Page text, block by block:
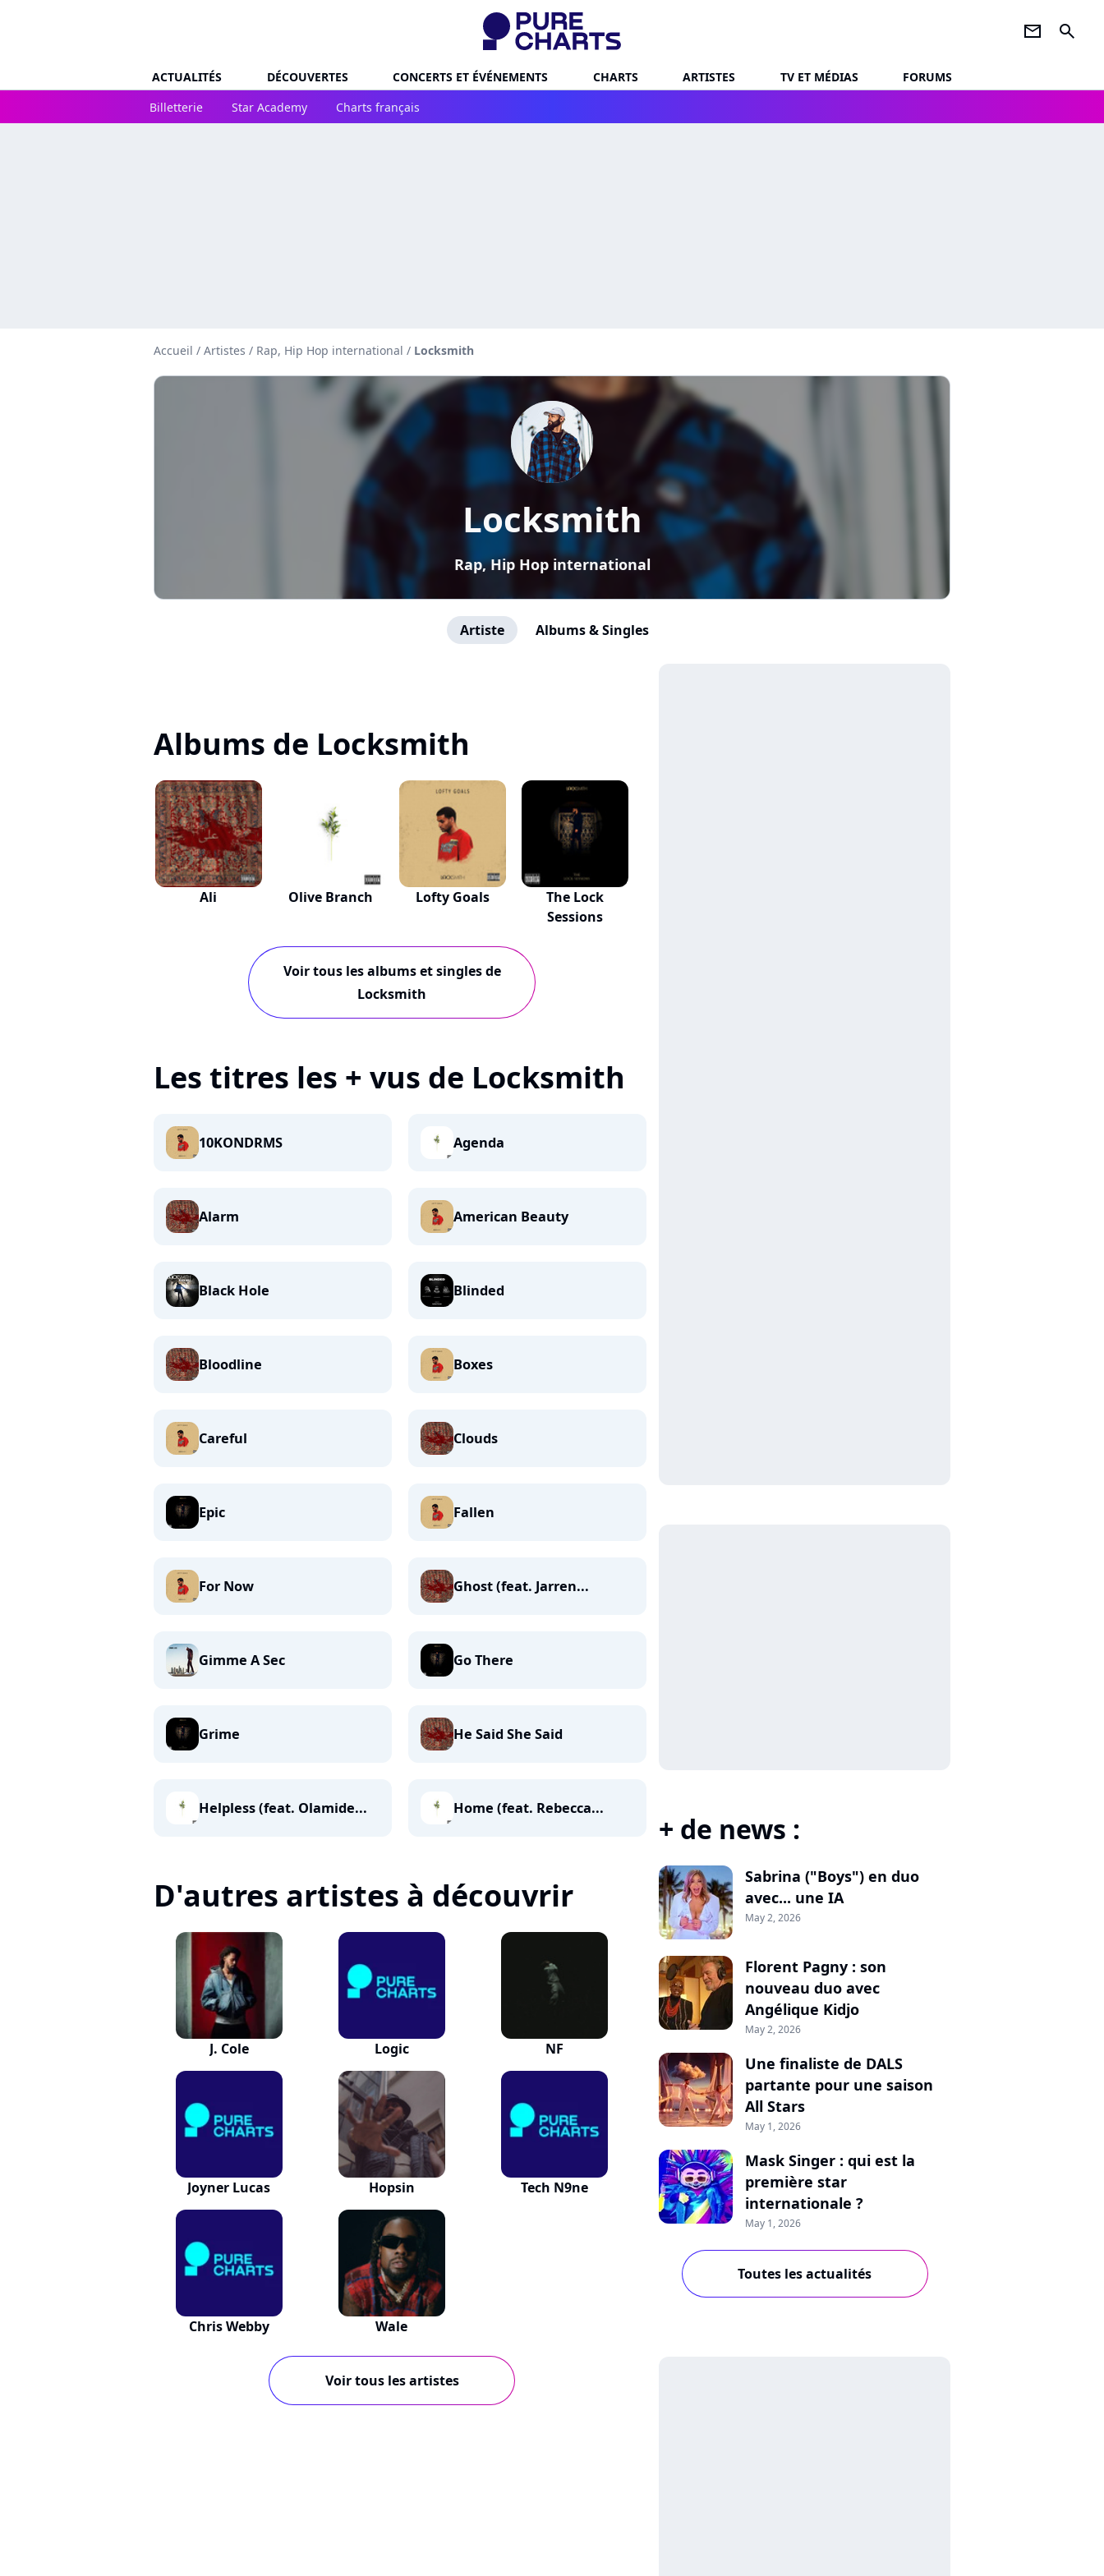
newsletter search
ACTUALITÉS DÉCOUVERTES CONCERTS ET ÉVÉNEMENTS CHARTS ARTISTES TV ET MÉDIAS
FORUMS
Billetterie
Star Academy Charts français
Accueil / Artistes / Rap, Hip Hop international / Locksmith
Locksmith
Rap, Hip Hop international
Artiste Albums & Singles
Albums de Locksmith
Ali Olive Branch Lofty Goals
The Lock
Sessions
Voir tous les albums et singles de
Locksmith
Les titres les + vus de Locksmith
10KONDRMS Agenda
Alarm American Beauty
Black Hole Blinded
Bloodline Boxes
Careful Clouds
Epic Fallen
For Now Ghost (feat. Jarren...
Gimme A Sec Go There
Grime He Said She Said
Helpless (feat. Olamide... Home (feat. Rebecca...
D'autres artistes à découvrir
J. Cole Logic NF
Joyner Lucas Hopsin Tech N9ne
Chris Webby Wale
Voir tous les artistes
+ de news :
Sabrina ("Boys") en duo
avec... une IA
May 2, 2026
Florent Pagny : son
nouveau duo avec
Angélique Kidjo
May 2, 2026
Une finaliste de DALS
partante pour une saison
All Stars
May 1, 2026
Mask Singer : qui est la
première star
internationale ?
May 1, 2026
Toutes les actualités